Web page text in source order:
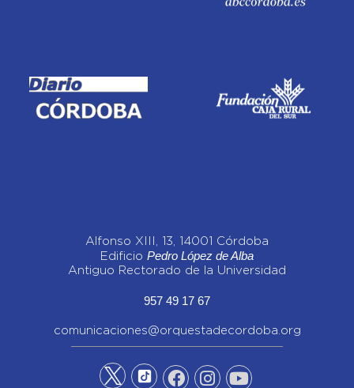
Alfonso XIII, 13, 14001 Córdoba
Edificio Pedro López de Alba
Antiguo Rectorado de la Universidad
957 49 17 67
comunicaciones@orquestadecordoba.org